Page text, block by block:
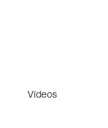
Vídeos